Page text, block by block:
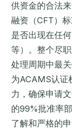
供资金的合法
融资（CFT）
是否出现在任
等）。整个尽
处理周期中最
为ACAMS认证
力，确保申请
的99%批准率
了解和严格的